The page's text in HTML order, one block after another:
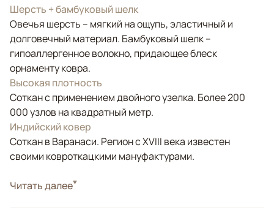
Шерсть + бамбуковый шелк
Овечья шерсть – мягкий на ощупь, эластичный и
долговечный материал. Бамбуковый шелк –
гипоаллергенное волокно, придающее блеск
орнаменту ковра.
Высокая плотность
Соткан с применением двойного узелка. Более 200
000 узлов на квадратный метр.
Индийский ковер
Соткан в Варанаси. Регион с XVIII века известен
своими ковроткацкими мануфактурами.
СтильСовременные
Читать далее